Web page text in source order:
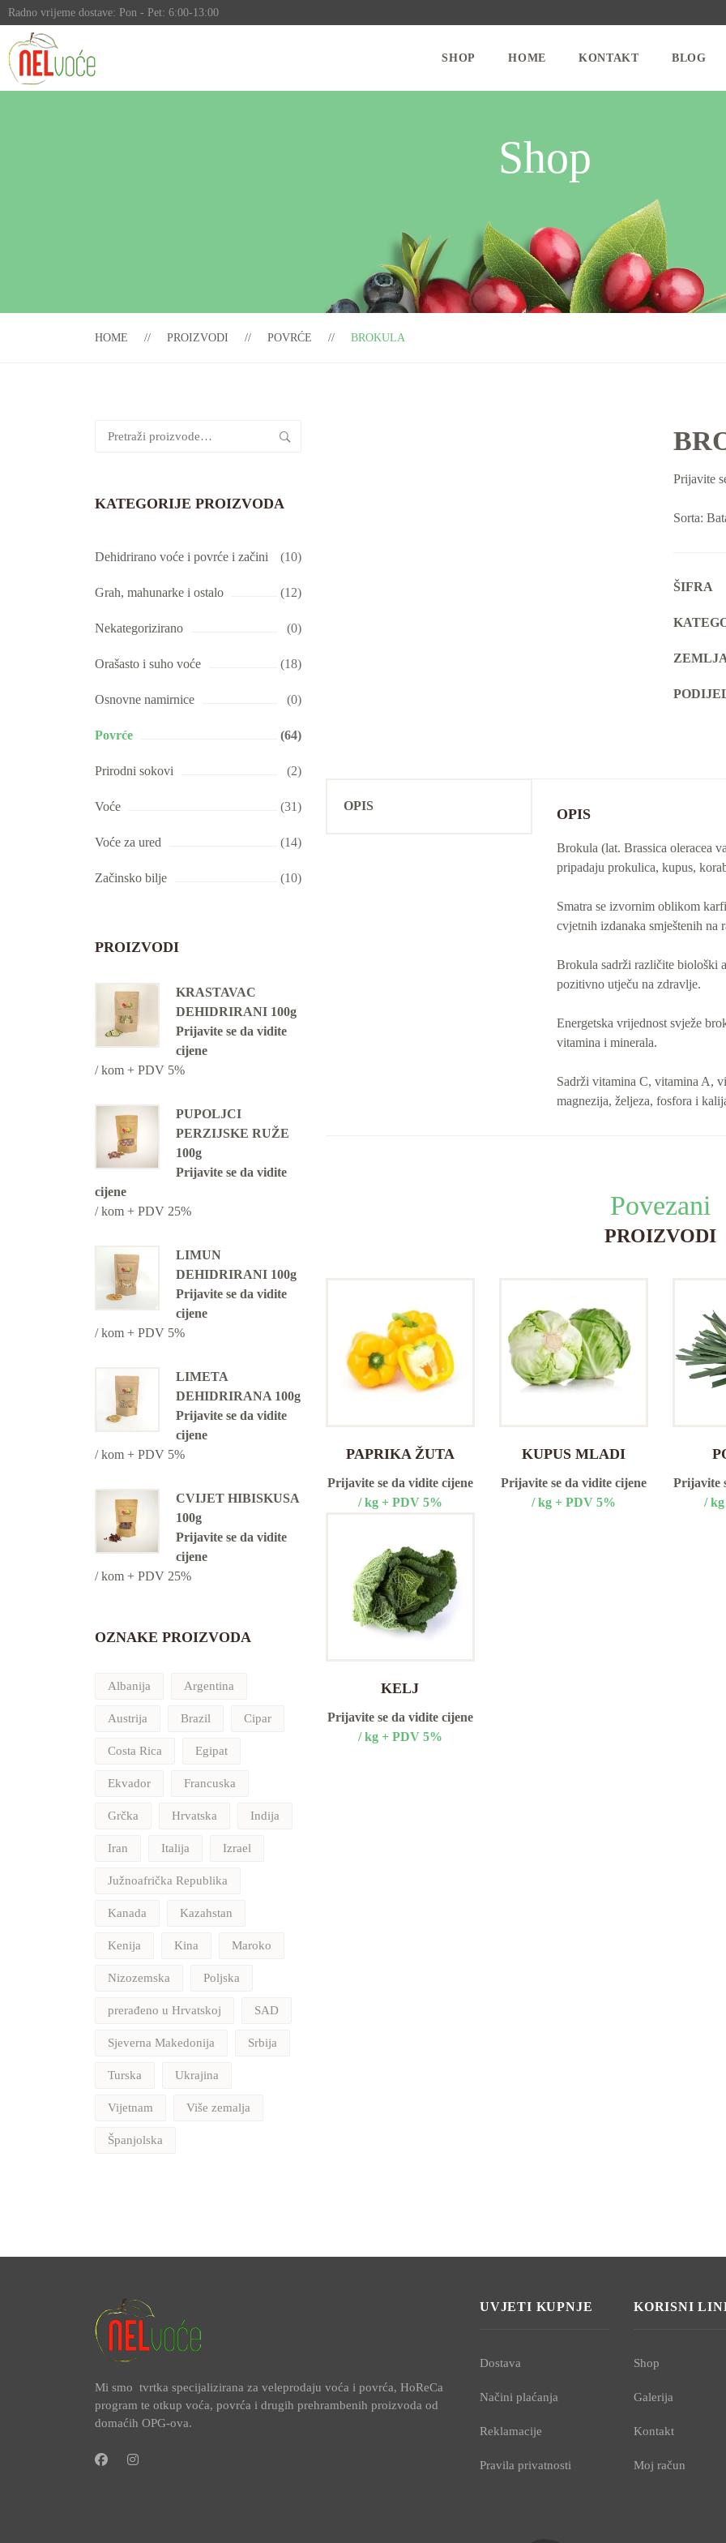
Radno vrijeme dostave: Pon - Pet: 6:00-13:00
SHOP HOME KONTAKT BLOG
Shop
HOME PROIZVODI POVRĆE BROKULA
KATEGORIJE PROIZVODA
Dehidrirano voće i povrće i začini (10)
Grah, mahunarke i ostalo (12)
Nekategorizirano (0)
Orašasto i suho voće (18)
Osnovne namirnice (0)
Povrće (64)
Prirodni sokovi (2)
Voće (31)
Voće za ured (14)
Začinsko bilje (10)
PROIZVODI
KRASTAVAC
DEHIDRIRANI 100g
Prijavite se da vidite
cijene
/ kom + PDV 5%
PUPOLJCI
PERZIJSKE RUŽE
100g
Prijavite se da vidite
cijene
/ kom + PDV 25%
LIMUN
DEHIDRIRANI 100g
Prijavite se da vidite
cijene
/ kom + PDV 5%
LIMETA
DEHIDRIRANA 100g
Prijavite se da vidite
cijene
/ kom + PDV 5%
CVIJET HIBISKUSA
100g
Prijavite se da vidite
cijene
/ kom + PDV 25%
OZNAKE PROIZVODA
Albanija Argentina
Austrija Brazil Cipar
Costa Rica Egipat
Ekvador Francuska
Grčka Hrvatska Indija
Iran Italija Izrael
Južnoafrička Republika
Kanada Kazahstan
Kenija Kina Maroko
Nizozemska Poljska
prerađeno u Hrvatskoj SAD
Sjeverna Makedonija Srbija
Turska Ukrajina
Vijetnam Više zemalja
Španjolska
Prijavite
Sorta:
ŠIFRA
OPIS
OPIS
Brokula (lat. Brassica oleracea
pripadaju prokulica, kupus,
Smatra se izvornim oblikom
cvjetnih izdanaka smještenih na
Brokula sadrži različite biološki
pozitivno utječu na zdravlje.
Energetska vrijednost svježe
vitamina i minerala.
Sadrži vitamina C, vitamina A,
magnezija, željeza, fosfora i
Povezani
PROIZVODI
PAPRIKA ŽUTA
Prijavite se da vidite cijene
/ kg + PDV 5%
KUPUS MLADI
Prijavite se da vidite cijene
/ kg + PDV 5%
Prijavite
/
KELJ
Prijavite se da vidite cijene
/ kg + PDV 5%
Mi smo tvrtka specijalizirana za veleprodaju voća i povrća, HoReCa
program te otkup voća, povrća i drugih prehrambenih proizvoda od
domaćih OPG-ova.
UVJETI KUPNJE
Dostava
Načini plaćanja
Reklamacije
Pravila privatnosti
KORISNI
Shop
Galerija
Kontakt
Moj račun